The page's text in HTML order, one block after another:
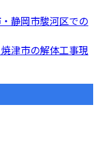
静岡市駿河区での
津市の解体工事現